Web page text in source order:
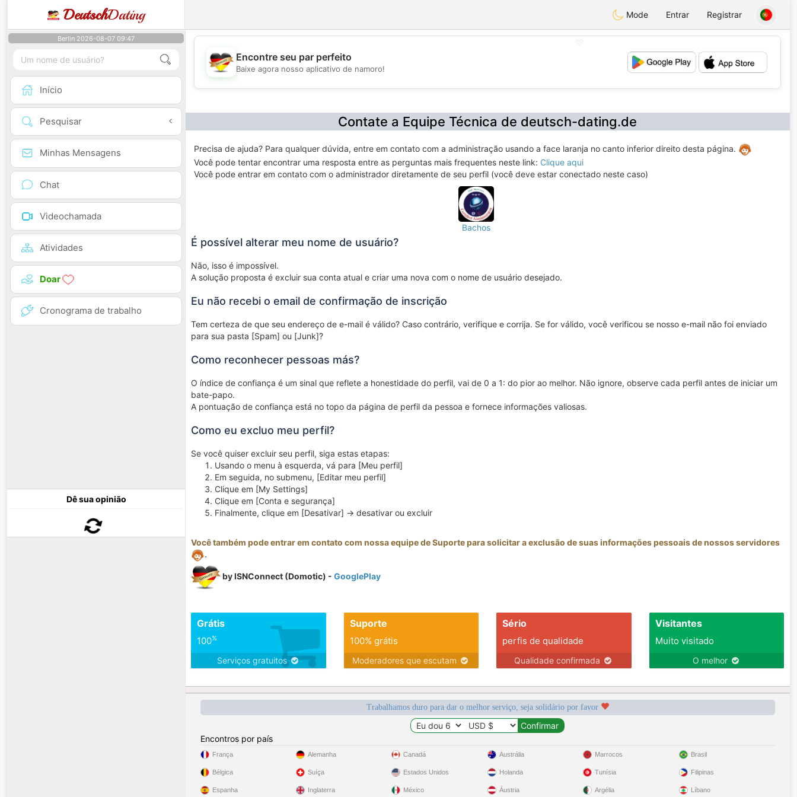
DeutschDating Mode Entrar Registrar
Berlin 2026-08-07 09:47
Início
Pesquisar
Minhas Mensagens
Chat
Videochamada
Atividades
Doar
Cronograma de trabalho
Dê sua opinião
💖
💕
Encontre seu par perfeito
Baixe agora nosso aplicativo de namoro!
Contate a Equipe Técnica de deutsch-dating.de
Precisa de ajuda? Para qualquer dúvida, entre em contato com a administração usando a face laranja no canto inferior direito desta página.
Você pode tentar encontrar uma resposta entre as perguntas mais frequentes neste link: Clique aqui
Você pode entrar em contato com o administrador diretamente de seu perfil (você deve estar conectado neste caso)
Bachos
É possível alterar meu nome de usuário?
Não, isso é impossível.
A solução proposta é excluir sua conta atual e criar uma nova com o nome de usuário desejado.
Eu não recebi o email de confirmação de inscrição
Tem certeza de que seu endereço de e-mail é válido? Caso contrário, verifique e corrija. Se for válido, você verificou se nosso e-mail não foi enviado
para sua pasta [Spam] ou [Junk]?
Como reconhecer pessoas más?
O índice de confiança é um sinal que reflete a honestidade do perfil, vai de 0 a 1: do pior ao melhor. Não ignore, observe cada perfil antes de iniciar um
bate-papo.
A pontuação de confiança está no topo da página de perfil da pessoa e fornece informações valiosas.
Como eu excluo meu perfil?
Se você quiser excluir seu perfil, siga estas etapas:
Usando o menu à esquerda, vá para [Meu perfil]
Em seguida, no submenu, [Editar meu perfil]
Clique em [My Settings]
Clique em [Conta e segurança]
Finalmente, clique em [Desativar] -> desativar ou excluir
Você também pode entrar em contato com nossa equipe de Suporte para solicitar a exclusão de suas informações pessoais de nossos servidores
.
by ISNConnect (Domotic) - GooglePlay
Grátis
100%
Serviços gratuitos
Suporte
100% grátis
Moderadores que escutam
Sério
perfis de qualidade
Qualidade confirmada
Visitantes
Muito visitado
O melhor
Trabalhamos duro para dar o melhor serviço, seja solidário por favor
Encontros por país
França
Bélgica
Espanha
Alemanha
Suíça
Inglaterra
Canadá
Estados Unidos
México
Austrália
Holanda
Áustria
Marrocos
Tunísia
Argélia
Brasil
Filipinas
Líbano